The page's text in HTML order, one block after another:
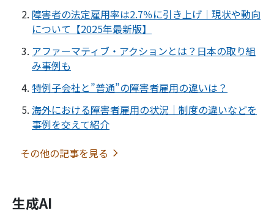
障害者の法定雇用率は2.7％に引き上げ｜現状や動向
について【2025年最新版】
アファーマティブ・アクションとは？日本の取り組
み事例も
特例子会社と”普通”の障害者雇用の違いは？
海外における障害者雇用の状況｜制度の違いなどを
事例を交えて紹介
その他の記事を見る
生成AI